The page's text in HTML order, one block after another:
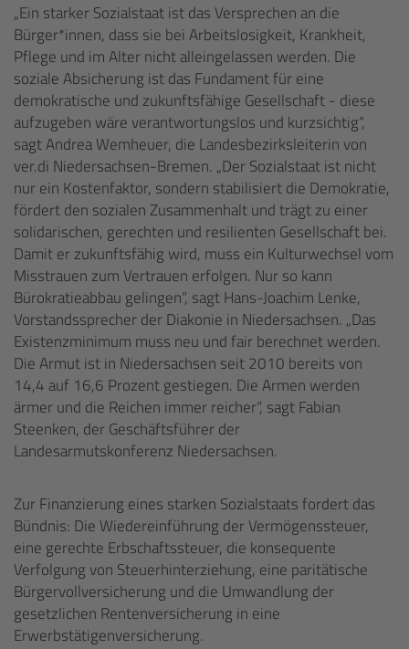
„Ein starker Sozialstaat ist das Versprechen an die
Bürger*innen, dass sie bei Arbeitslosigkeit, Krankheit,
Pflege und im Alter nicht alleingelassen werden. Die
soziale Absicherung ist das Fundament für eine
demokratische und zukunftsfähige Gesellschaft - diese
aufzugeben wäre verantwortungslos und kurzsichtig“,
sagt Andrea Wemheuer, die Landesbezirksleiterin von
ver.di Niedersachsen-Bremen. „Der Sozialstaat ist nicht
nur ein Kostenfaktor, sondern stabilisiert die Demokratie,
fördert den sozialen Zusammenhalt und trägt zu einer
solidarischen, gerechten und resilienten Gesellschaft bei.
Damit er zukunftsfähig wird, muss ein Kulturwechsel vom
Misstrauen zum Vertrauen erfolgen. Nur so kann
Bürokratieabbau gelingen“, sagt Hans-Joachim Lenke,
Vorstandssprecher der Diakonie in Niedersachsen. „Das
Existenzminimum muss neu und fair berechnet werden.
Die Armut ist in Niedersachsen seit 2010 bereits von
14,4 auf 16,6 Prozent gestiegen. Die Armen werden
ärmer und die Reichen immer reicher“, sagt Fabian
Steenken, der Geschäftsführer der
Landesarmutskonferenz Niedersachsen.
Zur Finanzierung eines starken Sozialstaats fordert das
Bündnis: Die Wiedereinführung der Vermögenssteuer,
eine gerechte Erbschaftssteuer, die konsequente
Verfolgung von Steuerhinterziehung, eine paritätische
Bürgervollversicherung und die Umwandlung der
gesetzlichen Rentenversicherung in eine
Erwerbstätigenversicherung.